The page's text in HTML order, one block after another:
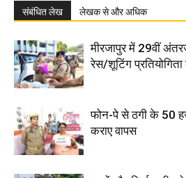
संबंधित लेख लेखक से और अधिक
मीरजापुर में 29वीं
रेस/शूटिंग
फोन-पे से ठगी के 50
कराए वापस